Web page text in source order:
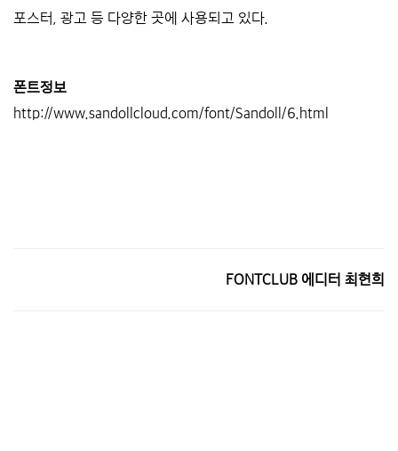
포스터, 광고 등 다양한 곳에 사용되고 있다.
폰트정보
http://www.sandollcloud.com/font/Sandoll/6.html
FONTCLUB 에디터 최현희